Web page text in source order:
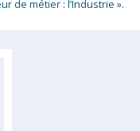
de métier : l’Industrie ».